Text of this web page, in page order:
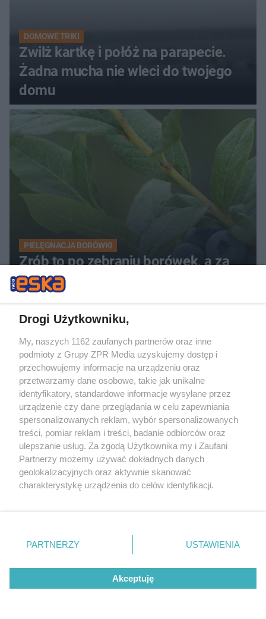
DOMOWE TRIKI
Zwilż kartkę i połóż na parapecie.
Żadna mucha nie wleci do twojego
domu
PIELĘGNACJA BORÓWKI
Zrób to po zebraniu borówek, a za
rok zbiory będą obfite
ZAKUPY
Jesień w Pepco! Stylowe kubki i
dodatki w świetnych cenach
Drogi Użytkowniku,
My, naszych 1162 zaufanych partnerów oraz inne
podmioty z Grupy ZPR Media uzyskujemy dostęp i
przechowujemy informacje na urządzeniu oraz
przetwarzamy dane osobowe, takie jak unikalne
identyfikatory, standardowe informacje wysyłane przez
urządzenie czy dane przeglądania w celu zapewniania
spersonalizowanych reklam, wybór spersonalizowanych
treści, pomiar reklam i treści, badanie odbiorców oraz
ulepszanie usług. Za zgodą Użytkownika my i Zaufani
Partnerzy możemy używać dokładnych danych
geolokalizacyjnych oraz aktywnie skanować
charakterystykę urządzenia do celów identyfikacji.
zmienić/wycofać klikając przycisk ustawień prywatności
znajdujący się w lewym dolnym rogu strony
rodzaje przetwarzania danych nie wymagają zgody
użytkownika, ale masz prawo sprzeciwić się takiemu
przetwarzaniu. Preferencje będą miały zastosowanie tylko
PARTNERZY USTAWIENIA
Akceptuję